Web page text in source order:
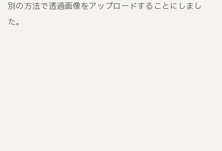
別の方法で透過画像をアップロードすることにしまし
た。